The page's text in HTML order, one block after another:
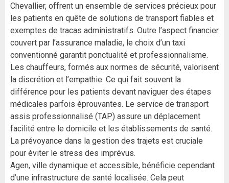
Chevallier, offrent un ensemble de services précieux pour
les patients en quête de solutions de transport fiables et
exemptes de tracas administratifs. Outre l’aspect financier
couvert par l’assurance maladie, le choix d’un taxi
conventionné garantit ponctualité et professionnalisme.
Les chauffeurs, formés aux normes de sécurité, valorisent
la discrétion et l’empathie. Ce qui fait souvent la
différence pour les patients devant naviguer des étapes
médicales parfois éprouvantes. Le service de transport
assis professionnalisé (TAP) assure un déplacement
facilité entre le domicile et les établissements de santé.
La prévoyance dans la gestion des trajets est cruciale
pour éviter le stress des imprévus.
Agen, ville dynamique et accessible, bénéficie cependant
d’une infrastructure de santé localisée. Cela peut